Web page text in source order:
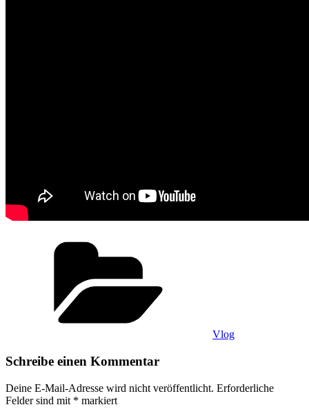
Vlog
Schreibe einen Kommentar
Deine E-Mail-Adresse wird nicht veröffentlicht. Erforderliche
Felder sind mit * markiert